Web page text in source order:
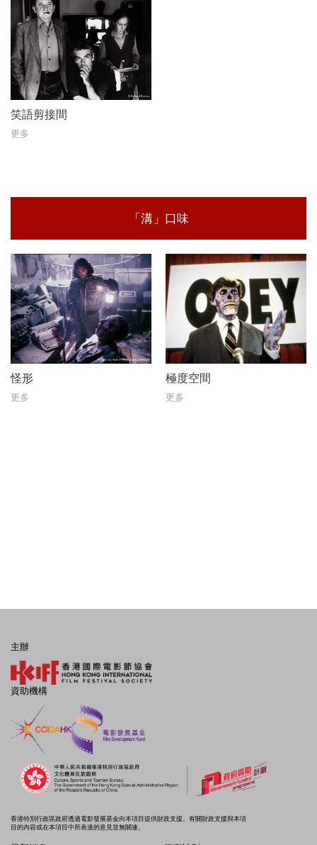
笑語剪接間
更多
「溝」口味
怪形
更多
極度空間
更多
主辦
資助機構
香港特別行政區政府透過電影發展基金向本項目提供財政支援。有關財政支援與本項
目的內容或在本項目中所表達的意見並無關連。